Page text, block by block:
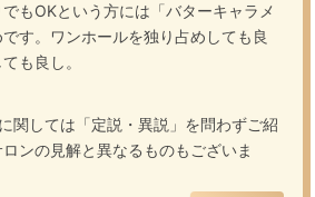
もOKという方には「バターキャラメ
す。ワンホールを独り占めしても良
も良し。
関しては「定説・異説」を問わずご紹
ンの見解と異なるものもございま